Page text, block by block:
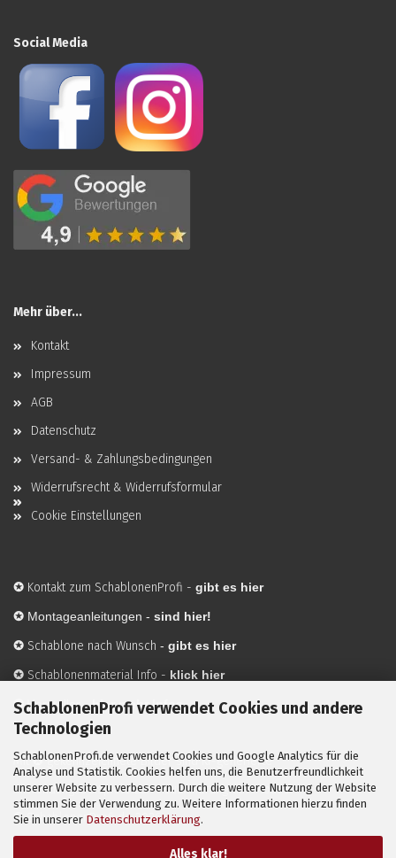
SchablonenProfi verwendet Cookies und andere
Technologien
SchablonenProfi.de verwendet Cookies und Google Analytics für die
Analyse und Statistik. Cookies helfen uns, die Benutzerfreundlichkeit
unserer Website zu verbessern. Durch die weitere Nutzung der Website
stimmen Sie der Verwendung zu. Weitere Informationen hierzu finden
Sie in unserer Datenschutzerklärung.
Alles klar!
Social Media
Mehr über...
Kontakt
Impressum
AGB
Datenschutz
Versand- & Zahlungsbedingungen
Widerrufsrecht & Widerrufsformular
Cookie Einstellungen
✪ Kontakt zum SchablonenProfi - gibt es hier
✪ Montageanleitungen - sind hier!
✪ Schablone nach Wunsch - gibt es hier
✪ Schablonenmaterial Info - klick hier
✪Hersteller-hier mehr Infos
Mit ✪ gekennzeichnete Bilder sind KI-generierte
Anwendungsbeispiele zur Visualisierung der Motive.
© SchablonenProfi.de2026